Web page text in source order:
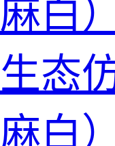
生态
麻白）